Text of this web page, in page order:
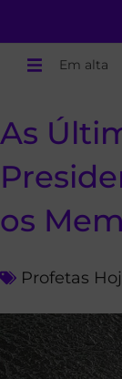
Em alta
As
os
Profetas